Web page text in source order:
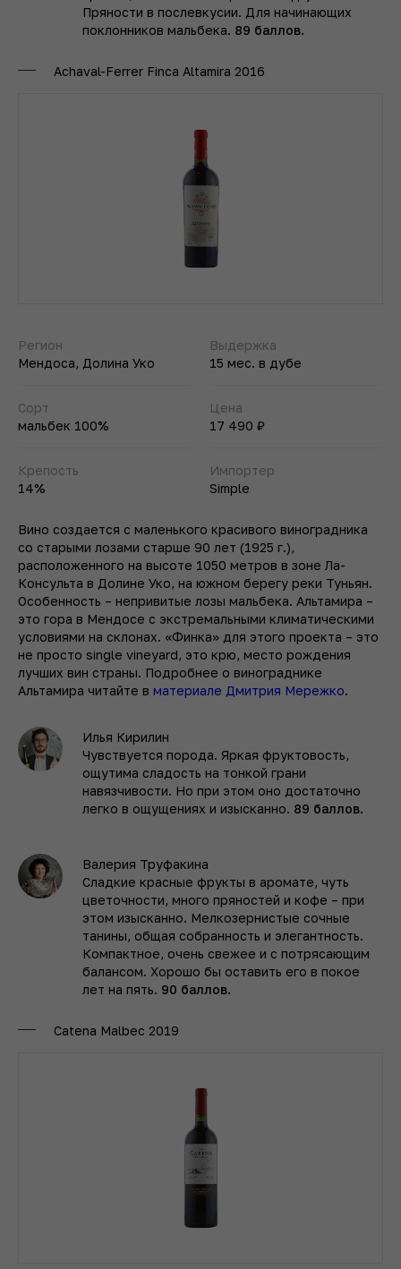
Пряности в послевкусии. Для начинающих
поклонников мальбека. 89 баллов.
Achaval-Ferrer Finca Altamira 2016
Регион
Мендоса, Долина Уко
Сорт
мальбек 100%
Крепость
14%
Выдержка
15 мес. в дубе
Цена
17 490 ₽
Импортер
Simple
Вино создается с маленького красивого виноградника
со старыми лозами старше 90 лет (1925 г.),
расположенного на высоте 1050 метров в зоне Ла-
Консульта в Долине Уко, на южном берегу реки Туньян.
Особенность – непривитые лозы мальбека. Альтамира –
это гора в Мендосе с экстремальными климатическими
условиями на склонах. «Финка» для этого проекта – это
не просто single vineyard, это крю, место рождения
лучших вин страны. Подробнее о винограднике
Альтамира читайте в материале Дмитрия Мережко.
Илья Кирилин
Чувствуется порода. Яркая фруктовость,
ощутима сладость на тонкой грани
навязчивости. Но при этом оно достаточно
легко в ощущениях и изысканно. 89 баллов.
Валерия Труфакина
Сладкие красные фрукты в аромате, чуть
цветочности, много пряностей и кофе – при
этом изысканно. Мелкозернистые сочные
танины, общая собранность и элегантность.
Компактное, очень свежее и с потрясающим
балансом. Хорошо бы оставить его в покое
лет на пять. 90 баллов.
Catena Malbec 2019